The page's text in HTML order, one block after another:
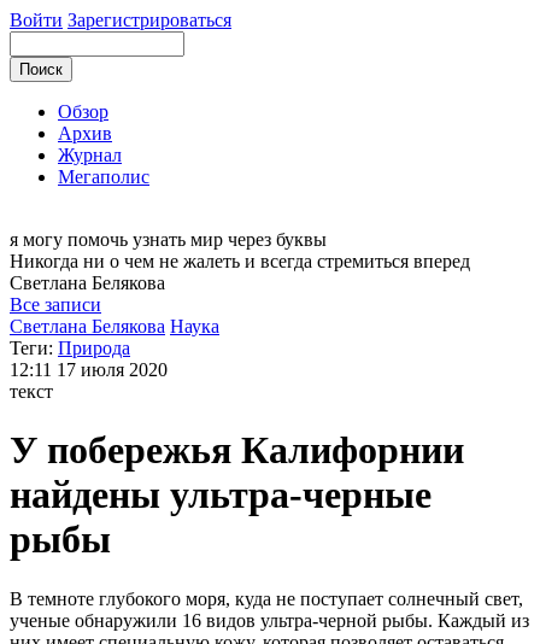
Войти Зарегистрироваться
Обзор
Архив
Журнал
Мегаполис
я могу помочь узнать мир через буквы
Никогда ни о чем не жалеть и всегда стремиться вперед
Светлана Белякова
Все записи
Светлана Белякова Наука
Теги: Природа
12:11 17 июля 2020
текст
У побережья Калифорнии
найдены ультра-черные
рыбы
В темноте глубокого моря, куда не поступает солнечный свет,
ученые обнаружили 16 видов ультра-черной рыбы. Каждый из